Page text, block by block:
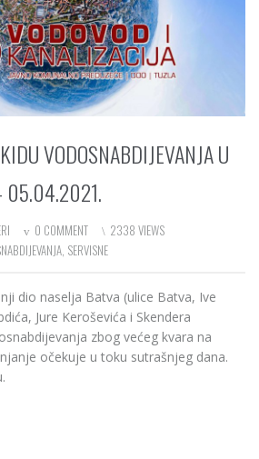
VODOSNABDIJEVANJA U
05.04.2021.
0 COMMENT
2338 VIEWS
SERVISNE
dio naselja Batva (ulice Batva, Ive
Jure Keroševića i Skendera
zbog većeg kvara na
očekuje u toku sutrašnjeg dana.